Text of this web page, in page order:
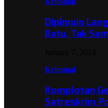
Dipimpin
Batu, Tak
Kriminal
Komplotan
Satreskrim